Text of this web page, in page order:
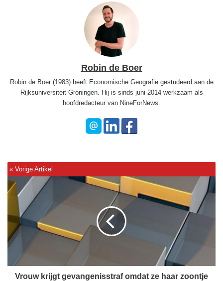
Robin de Boer
Robin de Boer (1983) heeft Economische Geografie gestudeerd aan de
Rijksuniversiteit Groningen. Hij is sinds juni 2014 werkzaam als
hoofdredacteur van NineForNews.
V
r
u
w
k
r
j
Vrouw krijgt gevangenisstraf omdat ze haar zoontje